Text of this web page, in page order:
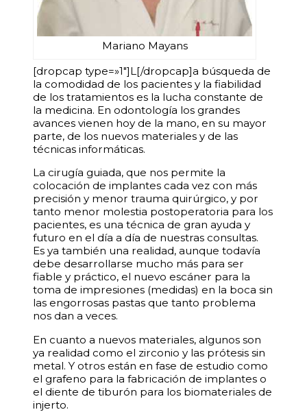
Mariano Mayans
[dropcap type=»1″]L[/dropcap]a búsqueda de
la comodidad de los pacientes y la fiabilidad
de los tratamientos es la lucha constante de
la medicina. En odontología los grandes
avances vienen hoy de la mano, en su mayor
parte, de los nuevos materiales y de las
técnicas informáticas.
La cirugía guiada, que nos permite la
colocación de implantes cada vez con más
precisión y menor trauma quirúrgico, y por
tanto menor molestia postoperatoria para los
pacientes, es una técnica de gran ayuda y
futuro en el día a día de nuestras consultas.
Es ya también una realidad, aunque todavía
debe desarrollarse mucho más para ser
fiable y práctico, el nuevo escáner para la
toma de impresiones (medidas) en la boca sin
las engorrosas pastas que tanto problema
nos dan a veces.
En cuanto a nuevos materiales, algunos son
ya realidad como el zirconio y las prótesis sin
metal. Y otros están en fase de estudio como
el grafeno para la fabricación de implantes o
el diente de tiburón para los biomateriales de
injerto.